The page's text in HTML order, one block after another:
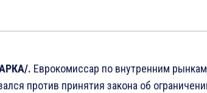
. Еврокомиссар по внутренним рынкам
против принятия закона об